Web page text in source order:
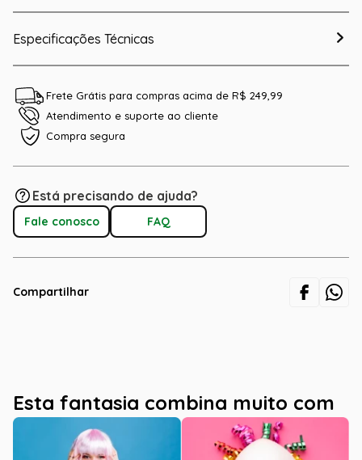
Especificações Técnicas
Frete Grátis para compras acima de R$ 249,99
Atendimento e suporte ao cliente
Compra segura
Está precisando de ajuda?
Fale conosco FAQ
Compartilhar
Esta fantasia combina muito com